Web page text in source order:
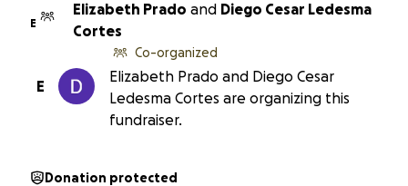
E
Elizabeth Prado and Diego Cesar Ledesma
Cortes
E
Co-organized
Elizabeth Prado and Diego Cesar
Ledesma Cortes are organizing this
fundraiser.
Donation protected